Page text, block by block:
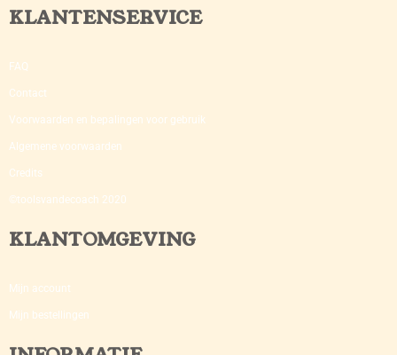
KLANTENSERVICE
FAQ
Contact
Voorwaarden en bepalingen voor gebruik
Algemene voorwaarden
Credits
©toolsvandecoach 2020
KLANTOMGEVING
Mijn account
Mijn bestellingen